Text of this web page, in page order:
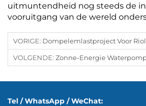
uitmuntendheid nog steeds de
vooruitgang van de wereld
VORIGE: Dompelemlastproject Voor Riolwaterzuivering In Een Havenstad In Het Midden-Oosten Een Stroom Van Veerkracht: Hoe Geavanceerde
VOLGENDE: Zonne-Energie Waterpompproject In Afgelegen Agrarische Gebieden Van Centraal-Afrika Een Nieuwe Dageraad Voor Dorstige
Tel / WhatsApp / WeChat: